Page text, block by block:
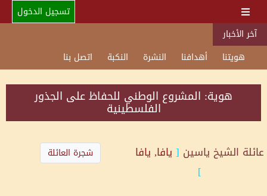
تسجيل الدخول
آخر الأخبار
هويتنا
أهدافنا النشرة النكبة اتصل بنا
هوية: المشروع الوطني للحفاظ على الجذور
الفلسطينية
عائلة الشيخ ياسين [ يافا, يافا
]
شجرة العائلة